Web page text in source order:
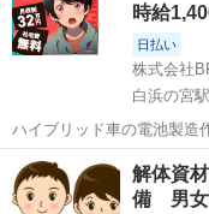
時給
日払い
株式会社
白浜の宮駅
ハイブリッド車の電池製造
験活躍中★20～50代の男性
スメ！年間休日130日！正
ルーム寮完備！《兵庫県姫
兵庫 姫路市 白浜
解体資
備 男女